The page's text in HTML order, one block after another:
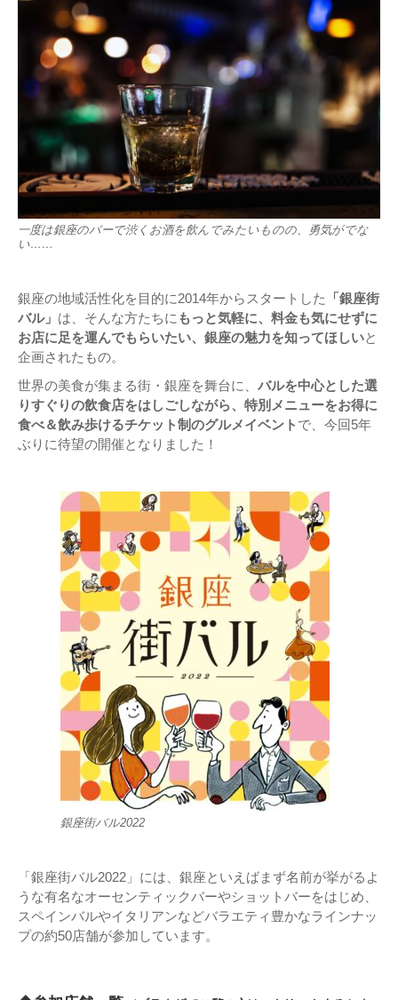
一度は銀座のバーで渋くお酒を飲んでみたいものの、勇気がでな
い……
銀座の地域活性化を目的に2014年からスタートした
「銀座街
バル」 は、そんな方たちに もっと気軽に、料金も気にせずに
お店に足を運んでもらいたい、銀座の魅力を知ってほしいと
企画されたもの。
世界の美食が集まる街・銀座を舞台に、 バルを中心とした選
りすぐりの飲食店をはしごしながら、特別メニューをお得に
食べ＆飲み歩けるチケット制のグルメイベント で、今回5年
ぶりに待望の開催となりました！
銀座街バル2022
「銀座街バル2022」には、銀座といえばまず名前が挙がるよ
うな有名なオーセンティックバーやショットバーをはじめ、
スペインバルやイタリアンなどバラエティ豊かなラインナッ
プの約50店舗が参加しています。